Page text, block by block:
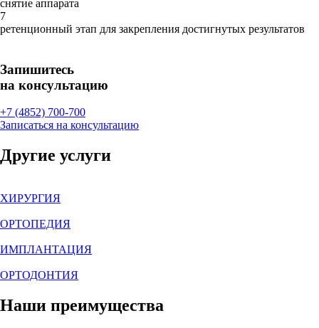
снятие аппарата
7
ретенционный этап для закрепления достигнутых результатов
Запишитесь
на консультацию
+7 (4852) 700-700
Записаться на консультацию
Другие услуги
ХИРУРГИЯ
ОРТОПЕДИЯ
ИМПЛАНТАЦИЯ
ОРТОДОНТИЯ
Наши преимущества